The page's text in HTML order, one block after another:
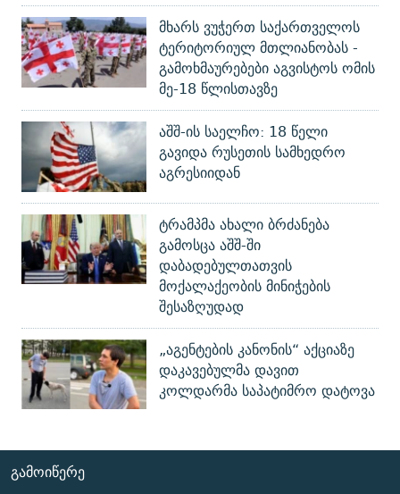
მხარს ვუჭერთ საქართველოს
ტერიტორიულ მთლიანობას -
გამოხმაურებები აგვისტოს ომის
მე-18 წლისთავზე
აშშ-ის საელჩო: 18 წელი
გავიდა რუსეთის სამხედრო
აგრესიიდან
ტრამპმა ახალი ბრძანება
გამოსცა აშშ-ში
დაბადებულთათვის
მოქალაქეობის მინიჭების
შესაზღუდად
„აგენტების კანონის“ აქციაზე
დაკავებულმა დავით
კოლდარმა საპატიმრო დატოვა
ᲒᲐᲛᲝᲘᲬᲔᲠᲔ